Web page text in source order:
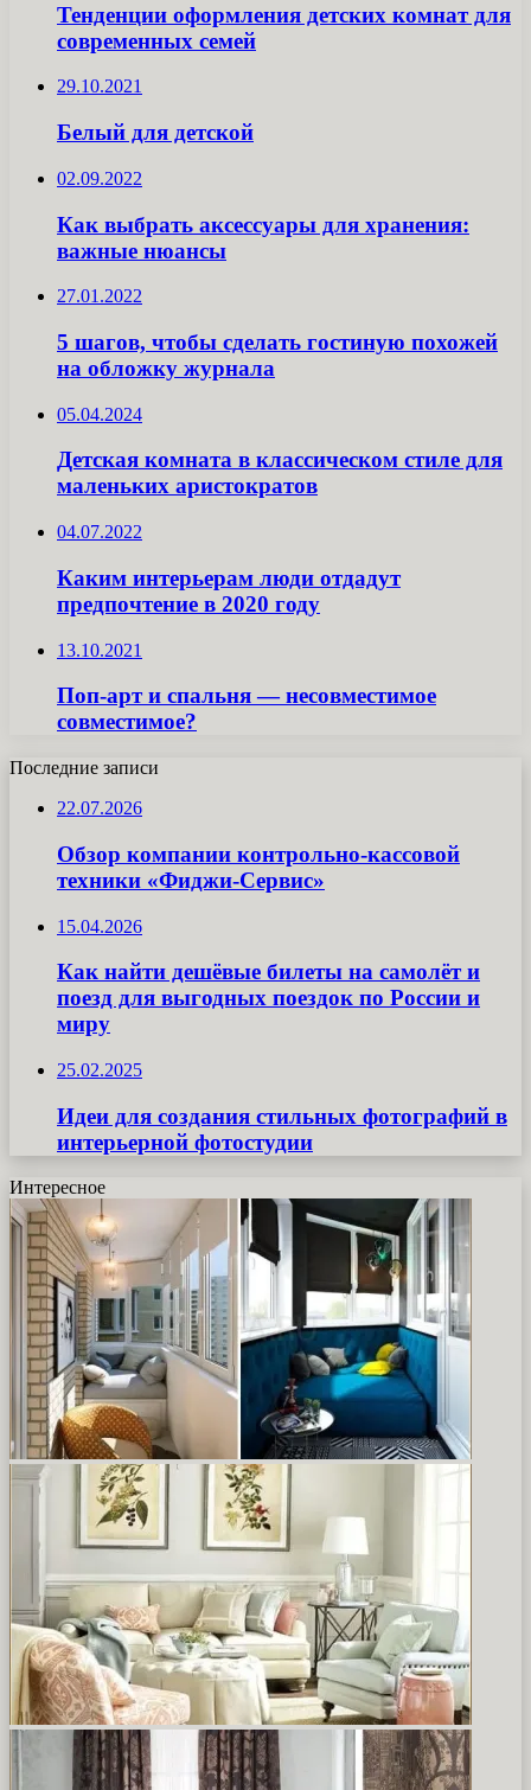
Тенденции оформления детских комнат для
современных семей
29.10.2021
Белый для детской
02.09.2022
Как выбрать аксессуары для хранения:
важные нюансы
27.01.2022
5 шагов, чтобы сделать гостиную похожей
на обложку журнала
05.04.2024
Детская комната в классическом стиле для
маленьких аристократов
04.07.2022
Каким интерьерам люди отдадут
предпочтение в 2020 году
13.10.2021
Поп-арт и спальня — несовместимое
совместимое?
Последние записи
22.07.2026
Обзор компании контрольно-кассовой
техники «Фиджи-Сервис»
15.04.2026
Как найти дешёвые билеты на самолёт и
поезд для выгодных поездок по России и
миру
25.02.2025
Идеи для создания стильных фотографий в
интерьерной фотостудии
Интересное